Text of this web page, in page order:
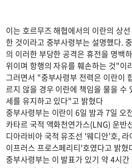
이는 호르무즈 해협에서의 이란의 상
한 것이라고 중부사령부는 설명했다.
의 이러한 부당한 공격은 휴전을 명백
위이며 항행의 자유를 훼손하는 것"이
그러면서 "중부사령부 전력은 이란이
르지 않을 경우 이란에 책임을 물을 수
세를 유지하고 있다"고 밝혔다
중부사령부는 이란이 6일 밤과 7일 오
카타르 국적 액화천연가스(LNG) 운반
디아라비아 국적 유조선 '웨디안'호,
이프러스 프로스페리티'호였다고 밝혔
중부사령부는 이 발표가 있기 약 4시